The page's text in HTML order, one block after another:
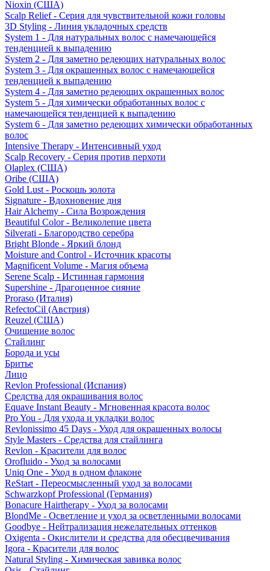
Nioxin (США)
Scalp Relief - Серия для чувствительной кожи головы
3D Styling - Линия укладочных средств
System 1 - Для натуральных волос с намечающейся
тенденцией к выпадению
System 2 - Для заметно редеющих натуральных волос
System 3 - Для окрашенных волос с намечающейся
тенденцией к выпадению
System 4 - Для заметно редеющих окрашенных волос
System 5 - Для химически обработанных волос с
намечающейся тенденцией к выпадению
System 6 - Для заметно редеющих химически обработанных
волос
Intensive Therapy - Интенсивный уход
Scalp Recovery - Серия против перхоти
Olaplex (США)
Oribe (США)
Gold Lust - Роскошь золота
Signature - Вдохновение дня
Hair Alchemy - Сила Возрождения
Beautiful Color - Великолепие цвета
Silverati - Благородство серебра
Bright Blonde - Яркий блонд
Moisture and Control - Источник красоты
Magnificent Volume - Магия объема
Serene Scalp - Истинная гармония
Supershine - Драгоценное сияние
Proraso (Италия)
RefectoCil (Австрия)
Reuzel (США)
Очищение волос
Стайлинг
Борода и усы
Бритье
Лицо
Revlon Professional (Испания)
Средства для окрашивания волос
Equave Instant Beauty - Мгновенная красота волос
Pro You - Для ухода и укладки волос
Revlonissimo 45 Days - Уход для окрашенных волосы
Style Masters - Средства для стайлинга
Revlon - Красители для волос
Orofluido - Уход за волосами
Uniq One - Уход в одном флаконе
ReStart - Переосмысленный уход за волосами
Schwarzkopf Professional (Германия)
Bonacure Hairtherapy - Уход за волосами
BlondMe - Осветление и уход за осветленными волосами
Goodbye - Нейтрализация нежелательных оттенков
Oxigenta - Окислители и средства для обесцвечивания
Igora - Красители для волос
Natural Styling - Химическая завивка волос